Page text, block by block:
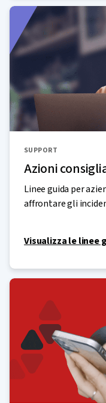
SUPPORT
Azioni
Linee guida per
affrontare gli
Visualizza le linee